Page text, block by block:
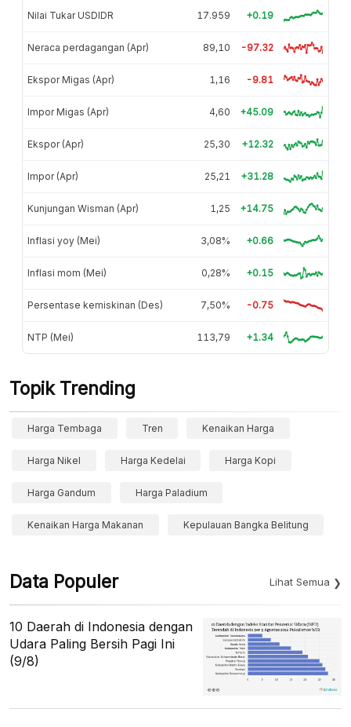
Nilai Tukar USDIDR 17.959 +0.19
Neraca perdagangan (Apr) 89,10 -97.32
Ekspor Migas (Apr) 1,16 -9.81
Impor Migas (Apr) 4,60 +45.09
Ekspor (Apr) 25,30 +12.32
Impor (Apr) 25,21 +31.28
Kunjungan Wisman (Apr) 1,25 +14.75
Inflasi yoy (Mei) 3,08% +0.66
Inflasi mom (Mei) 0,28% +0.15
Persentase kemiskinan (Des) 7,50% -0.75
NTP (Mei) 113,79 +1.34
Topik Trending
Harga Tembaga Tren Kenaikan Harga
Harga Nikel Harga Kedelai Harga Kopi
Harga Gandum Harga Paladium
Kenaikan Harga Makanan Kepulauan Bangka Belitung
Data Populer Lihat Semua
10 Daerah di Indonesia dengan
Udara Paling Bersih Pagi Ini
(9/8)